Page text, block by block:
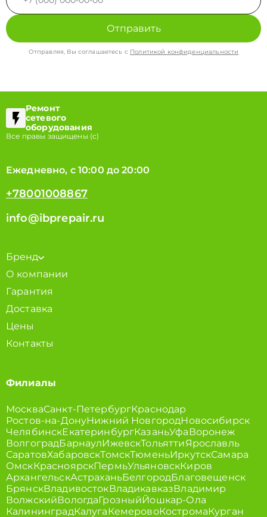
Отправить
Отправляя, Вы соглашаетесь с Политикой конфиденциальности
Ремонт
сетевого
оборудования
Все правы защищены (с)
Ежедневно, с 10:00 до 20:00
+78001008867
info@ibprepair.ru
Бренд
О компании
Гарантия
Доставка
Цены
Контакты
Филиалы
МоскваСанкт-ПетербургКраснодар
Ростов-на-ДонуНижний НовгородНовосибирск
ЧелябинскЕкатеринбургКазаньУфаВоронеж
ВолгоградБарнаулИжевскТольяттиЯрославль
СаратовХабаровскТомскТюменьИркутскСамара
ОмскКрасноярскПермьУльяновскКиров
АрхангельскАстраханьБелгородБлаговещенск
БрянскВладивостокВладикавказВладимир
ВолжскийВологдаГрозныйЙошкар-Ола
КалининградКалугаКемеровоКостромаКурган